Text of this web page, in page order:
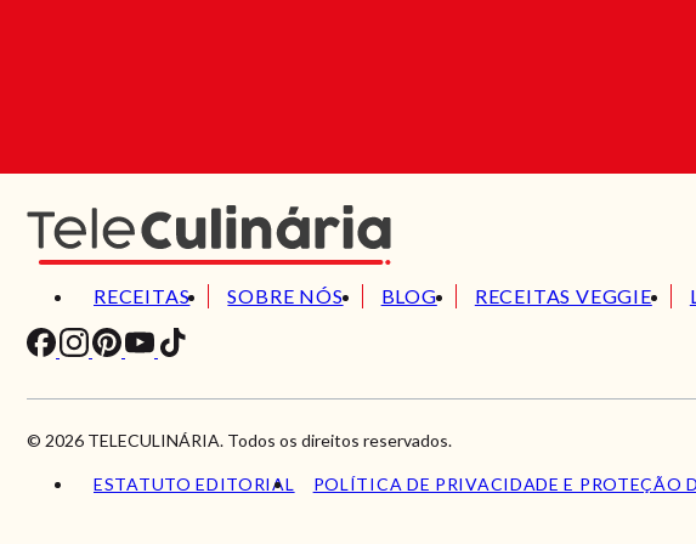
RECEITAS SOBRE NÓS BLOG RECEITAS VEGGIE
© 2026 TELECULINÁRIA. Todos os direitos reservados.
ESTATUTO EDITORIAL POLÍTICA DE PRIVACIDADE E PROTEÇÃO